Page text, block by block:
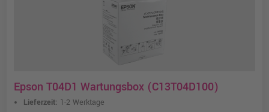
Epson T04D1 Wartungsbox (C13T04D100)
Lieferzeit: 1-2 Werktage